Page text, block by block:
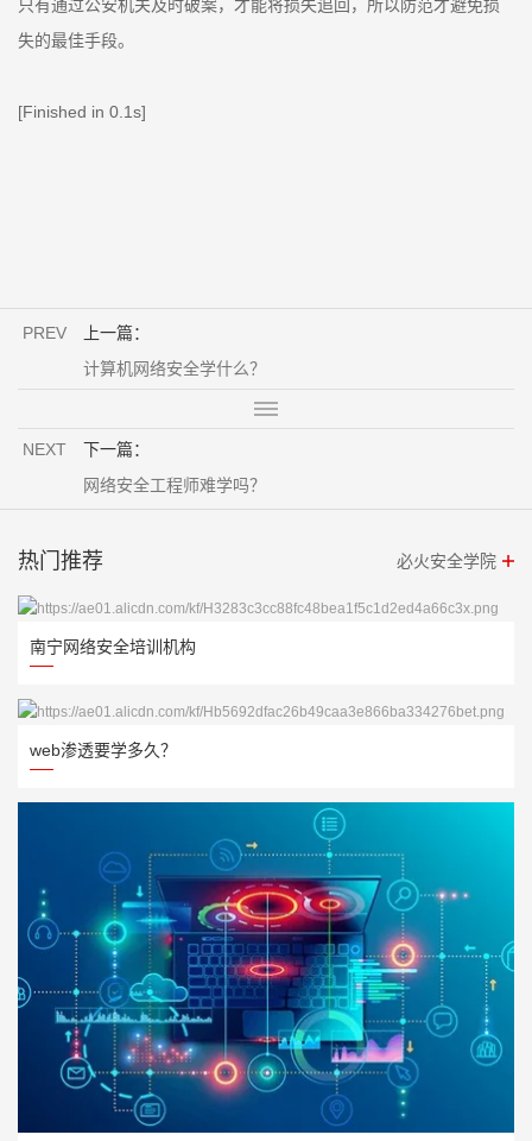
只有通过公安机关及时破案，才能将损失追回，所以防范才避免损
失的最佳手段。
[Finished in 0.1s]
PREV
上一篇：
计算机网络安全学什么？
NEXT
下一篇：
网络安全工程师难学吗？
热门推荐 必火安全学院
南宁网络安全培训机构
web渗透要学多久？